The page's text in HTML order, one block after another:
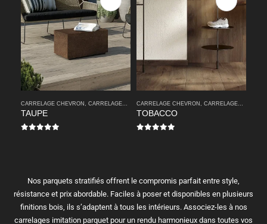
CARRELAGE CHEVRON CARRELAGES INTERIEURS ,IMITATION PARQUETS ,PARQUETS
TAUPE
CARRELAGE CHEVRON CARRELAGES INTERIEURS
TOBACCO
Nos parquets stratifiés offrent le compromis parfait entre style,
résistance et prix abordable. Faciles à poser et disponibles en plusieurs
finitions bois, ils s’adaptent à tous les intérieurs. Associez-les à nos
carrelages imitation parquet pour un rendu harmonieux dans toutes vos